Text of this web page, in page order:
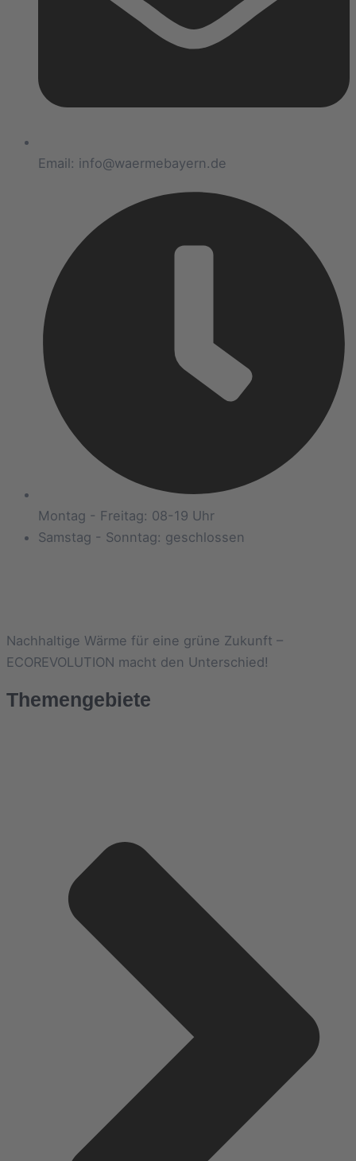
Email: info@waermebayern.de
Montag - Freitag: 08-19 Uhr
Samstag - Sonntag: geschlossen
Nachhaltige Wärme für eine grüne Zukunft –
ECOREVOLUTION macht den Unterschied!
Themengebiete